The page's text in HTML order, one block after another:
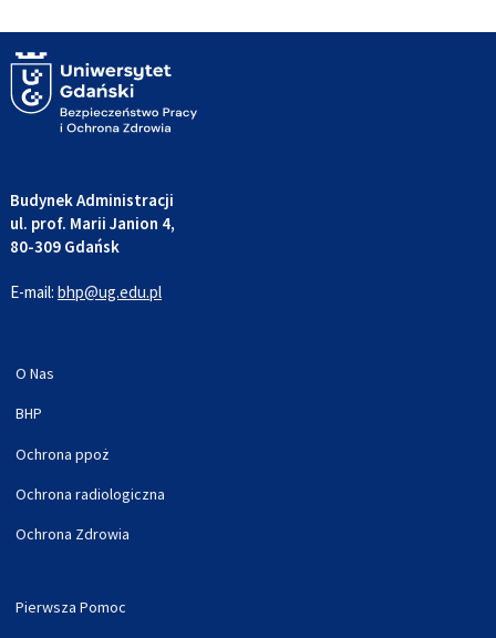
Budynek Administracji
ul. prof. Marii Janion 4,
80-309 Gdańsk
E-mail: bhp@ug.edu.pl
O Nas
BHP
Ochrona ppoż
Ochrona radiologiczna
Ochrona Zdrowia
Pierwsza Pomoc